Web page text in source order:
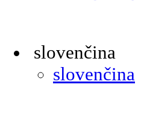
slovenčina
slovenčina